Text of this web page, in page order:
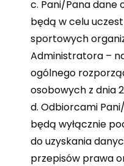
c. Pani/Pana dane
będą w celu
sportowych
Administratora –
ogólnego
osobowych z dnia
d. Odbiorcami
będą wyłącznie
do uzyskania
przepisów prawa